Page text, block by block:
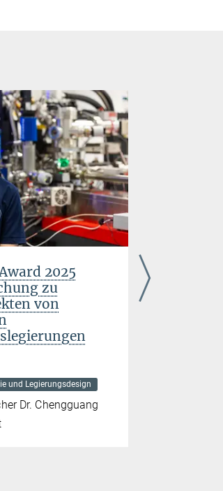
2025
zu
von
und Legierungsdesign
Dr. Chengguang